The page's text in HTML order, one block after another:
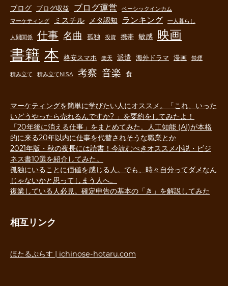
ブログ
ブログ収益 ブログ運営
ベーシックインカム
マーケティング
ミスチル メタ認知 ランキング 一人暮らし
人間関係 仕事 名曲 孤独 投資 携帯 敏感 映画
書籍 本 格安スマホ 楽天 派遣 海外ドラマ 漫画 禁煙
積み立て 積み立てNISA 考察 音楽 食
マーケティングを簡単に学びたい人にオススメ。「これ、いった
いどうやったら売れるんですか? 」を要約をしてみたよ！
「20年後に消える仕事」をまとめてみた。人工知能 (AI)が本格
的に来る20年以内に仕事を代替されそうな職業とか
2021年版・秋の夜長には読書！今読むべきオススメ小説・ビジ
ネス書10選を紹介してみた。
孤独にいることに価値を感じる人。でも、時々自分ってダメなん
じゃないかと思ってしまう人へ。
復業している人必見。確定申告の基本の「き」を解説してみた
相互リンク
ほたるぷらす | ichinose-hotaru.com